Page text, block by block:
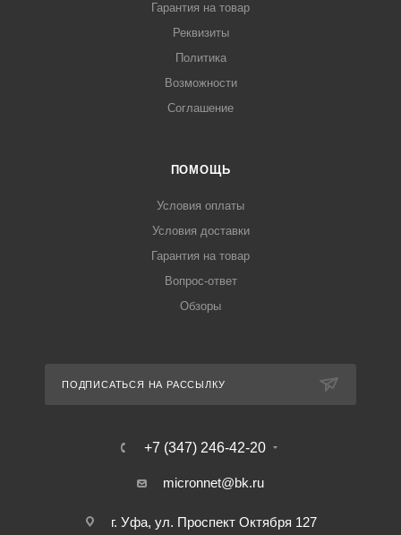
Гарантия на товар
Реквизиты
Политика
Возможности
Соглашение
ПОМОЩЬ
Условия оплаты
Условия доставки
Гарантия на товар
Вопрос-ответ
Обзоры
ПОДПИСАТЬСЯ НА РАССЫЛКУ
+7 (347) 246-42-20
micronnet@bk.ru
г. Уфа, ул. Проспект Октября 127